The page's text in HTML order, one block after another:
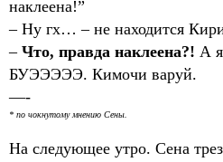
наклеена!”
– Ну гх… – не находится
– Что, правда наклеена?! А
БУЭЭЭЭЭ. Кимочи варуй.
—-
* по чокнутому мнению Сены.
На следующее утро. Сена